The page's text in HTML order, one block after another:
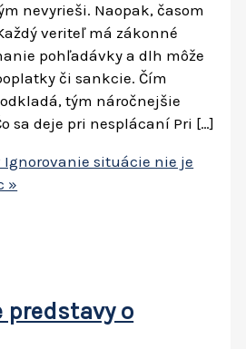
nevyrieši. Naopak, časom
veriteľ má zákonné
pohľadávky a dlh môže
či sankcie. Čím
tým náročnejšie
sa deje pri nesplácaní Pri […]
Ignorovanie situácie nie je
»
predstavy o